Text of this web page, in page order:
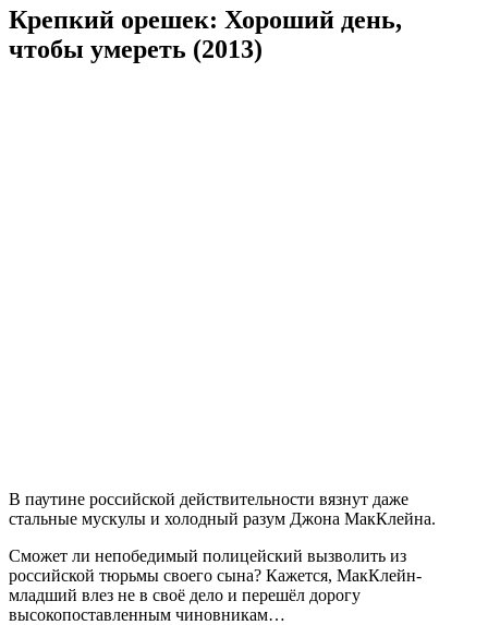
Крепкий орешек: Хороший день,
чтобы умереть (2013)
В паутине российской действительности вязнут даже
стальные мускулы и холодный разум Джона МакКлейна.
Сможет ли непобедимый полицейский вызволить из
российской тюрьмы своего сына? Кажется, МакКлейн-
младший влез не в своё дело и перешёл дорогу
высокопоставленным чиновникам…